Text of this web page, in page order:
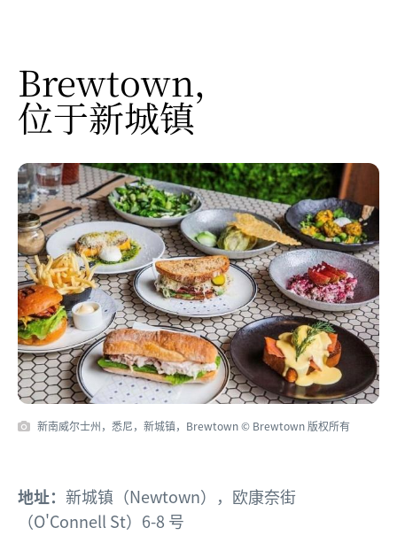
Brewtown，
位于新城镇
新南威尔士州，悉尼，新城镇，Brewtown © Brewtown 版权所有
地址： 新城镇（Newtown），欧康奈街
（O'Connell St）6-8 号